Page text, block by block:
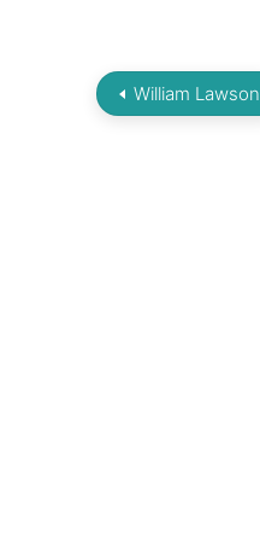
William Lawson